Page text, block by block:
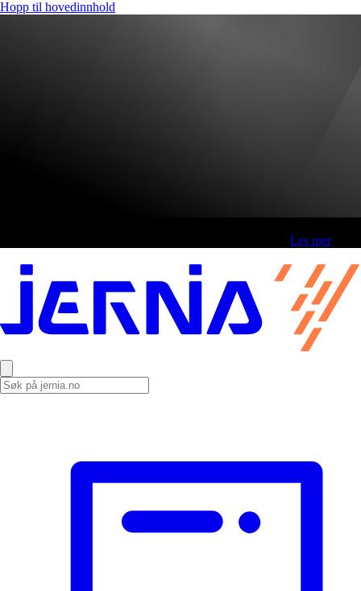
Hopp til hovedinnhold
Les mer